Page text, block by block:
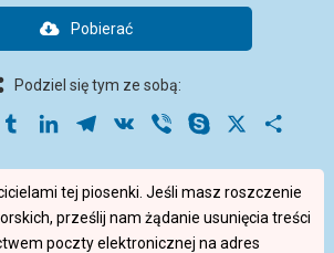
Pobierać
Podziel się tym ze sobą:
TumblrLinkedInTelegram
VK Viber Skype
tej piosenki. Jeśli masz roszczenie
prześlij nam żądanie usunięcia treści
poczty elektronicznej na adres